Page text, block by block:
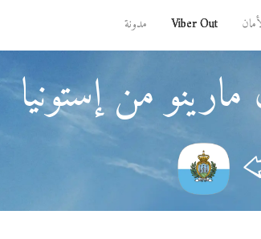
Viber Out مدونة
من إستونيا